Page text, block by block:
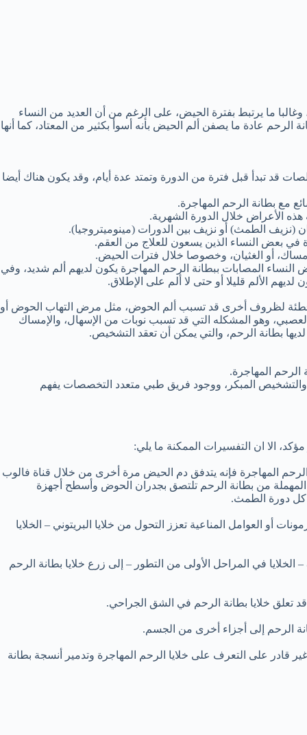
ما يرتبط بفترة الحيض، على الرغم من أن العديد من النساء
عادة ما يصفن ألم الحيض بأنه أسوأ بكثير من المعتاد، كما أنها
قد تبدأ قبل فترة من الدورة وتمتد عدة أيام، وقد يكون هناك أيضا
مع بطانة الرحم المهاجرة.
هذه الأعراض خلال الدورة الشهرية.
الطمث) أو نزيف بين الدورات (مينوميتروجيا).
في بعض النساء الذين يسعون للعلاج من العقم.
أو الغثيان، وخصوصا خلال فترات الحيض.
المصابات ببطانة الرحم المهاجرة يكون لديهم ألم شديد، وفي
الألم قليلا أو حتى لا ألم على الإطلاق.
لظروف أخرى قد تسبب ألم الحوض، مثل مرض التهاب الحوض أو
وهو المشكله التي قد تسبب نوبات من الإسهال، والإمساك
بطانة الرحم، والتي يمكن أن تعقد التشخيص.
المهاجرة.
والتشخيص المبكر، ووجود فريق طبي متعدد التخصصات يفهم
الا ان التفسيرات الممكنة ما يلي:
الرحم المهاجرة فإنه يتدفق دم الحيض مرة أخرى من خلال قناة فالوب
من بطانة الرحم تلتصق بجدران الحوض وأسطح أجهزة
كل دورة الطمث.
أو العوامل المناعية تعزز التحول من خلايا البريتوني – الخلايا
في المراحل الأولى من التطور – إلى زرع خلايا بطانة الرحم
تعلق خلايا بطانة الرحم في الشق الجراحي.
الرحم إلى أجزاء أخرى من الجسم.
على التعرف على خلايا الرحم المهاجرة وتدمير أنسجة بطانة